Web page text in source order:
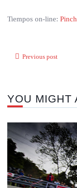
Tiempos on-line:
Previous post
YOU MIGHT